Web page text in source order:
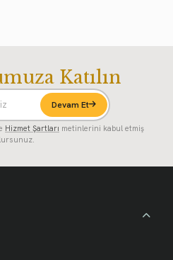
Katılın
Devam Et
Hizmet Şartları metinlerini kabul etmiş